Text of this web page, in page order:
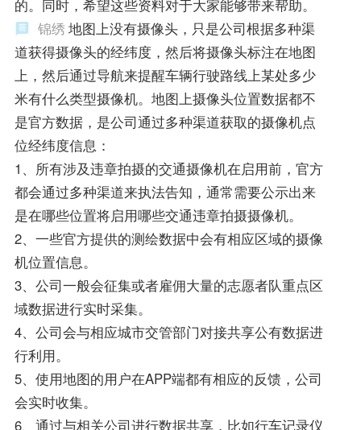
的。同时，希望这些资料对于大家能够带来帮助。
锦绣 地图上没有摄像头，只是公司根据多种渠
道获得摄像头的经纬度，然后将摄像头标注在地图
上，然后通过导航来提醒车辆行驶路线上某处多少
米有什么类型摄像机。地图上摄像头位置数据都不
是官方数据，是公司通过多种渠道获取的摄像机点
位经纬度信息：
1、所有涉及违章拍摄的交通摄像机在启用前，官方
都会通过多种渠道来执法告知，通常需要公示出来
是在哪些位置将启用哪些交通违章拍摄摄像机。
2、一些官方提供的测绘数据中会有相应区域的摄像
机位置信息。
3、公司一般会征集或者雇佣大量的志愿者队重点区
域数据进行实时采集。
4、公司会与相应城市交管部门对接共享公有数据进
行利用。
5、使用地图的用户在APP端都有相应的反馈，公司
会实时收集。
6、通过与相关公司进行数据共享，比如行车记录仪